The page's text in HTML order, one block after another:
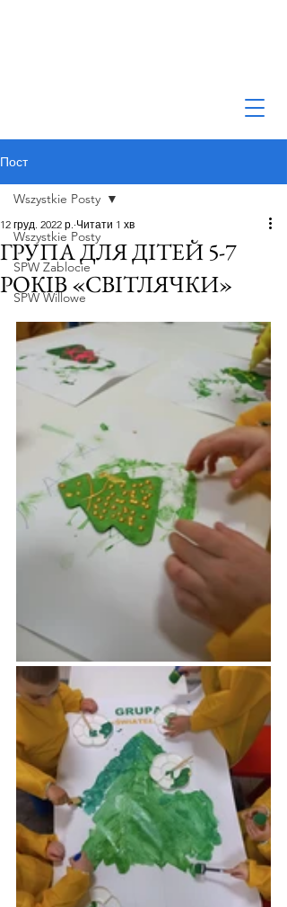
Пост
Wszystkie Posty
SPW Zablocie
SPW Willowe
Wszystkie Posty
ГРУПА ДЛЯ ДІТЕЙ 5-7
РОКІВ «СВІТЛЯЧКИ»
12 груд. 2022 р. Читати 1 хв